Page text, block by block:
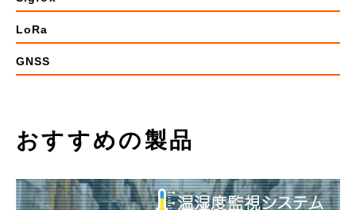
LoRa
GNSS
おすすめの製品